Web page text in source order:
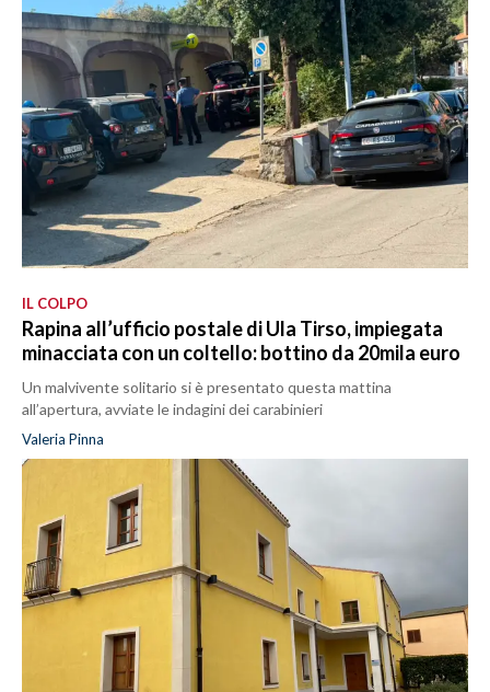
IL COLPO
Rapina all’ufficio postale di Ula Tirso, impiegata
minacciata con un coltello: bottino da 20mila euro
Un malvivente solitario si è presentato questa mattina
all’apertura, avviate le indagini dei carabinieri
Valeria Pinna